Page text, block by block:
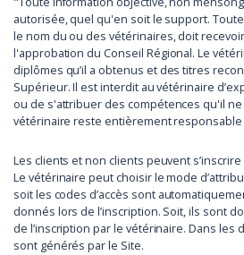
autorisée, quel qu'en soit le support.
le nom du ou des vétérinaires, doit
l'approbation du Conseil Régional. Le
diplômes qu’il a obtenus et des titres
Supérieur. Il est interdit au vétérinaire
ou de s'attribuer des compétences qu'il
vétérinaire reste entièrement responsable
Les clients et non clients peuvent
Le vétérinaire peut choisir le mode
soit les codes d’accès sont
donnés lors de l’inscription. Soit, ils sont
de l’inscription par le vétérinaire. Dans les
sont générés par le Site.